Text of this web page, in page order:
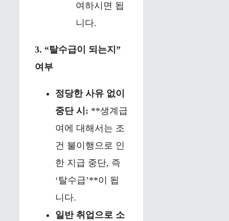
여하시면 됩
니다.
3. “탈수급이 되는지”
여부
정당한 사유 없이
중단 시: **생계급
여에 대해서는 조
건 불이행으로 인
한 지급 중단, 즉
‘탈수급’**이 됩
니다.
일반 취업으로 소